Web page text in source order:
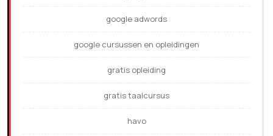
google adwords
google cursussen en opleidingen
gratis opleiding
gratis taalcursus
havo